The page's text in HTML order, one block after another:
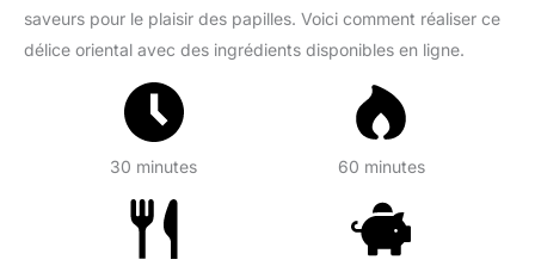
saveurs pour le plaisir des papilles. Voici comment réaliser ce
délice oriental avec des ingrédients disponibles en ligne.
30 minutes 60 minutes